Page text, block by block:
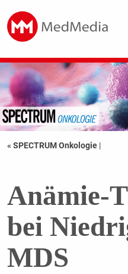
« SPECTRUM Onkologie |
Anämie-
bei
MDS